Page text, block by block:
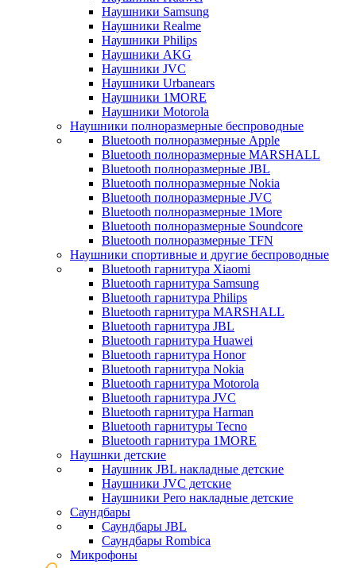
Наушники Samsung
Наушники Realme
Наушники Philips
Наушники AKG
Наушники JVC
Наушники Urbanears
Наушники 1MORE
Наушники Motorola
Наушники полноразмерные беспроводные
Bluetooth полноразмерные Apple
Bluetooth полноразмерные MARSHALL
Bluetooth полноразмерные JBL
Bluetooth полноразмерные Nokia
Bluetooth полноразмерные JVC
Bluetooth полноразмерные 1More
Bluetooth полноразмерные Soundcore
Bluetooth полноразмерные TFN
Наушники спортивные и другие беспроводные
Bluetooth гарнитура Xiaomi
Bluetooth гарнитура Samsung
Bluetooth гарнитура Philips
Bluetooth гарнитура MARSHALL
Bluetooth гарнитура JBL
Bluetooth гарнитура Huawei
Bluetooth гарнитура Honor
Bluetooth гарнитура Nokia
Bluetooth гарнитура Motorola
Bluetooth гарнитура JVC
Bluetooth гарнитура Harman
Bluetooth гарнитуры Tecno
Bluetooth гарнитура 1MORE
Наушнки детские
Наушник JBL накладные детские
Наушники JVC детские
Наушники Pero накладные детские
Саундбары
Саундбары JBL
Саундбары Rombica
Микрофоны